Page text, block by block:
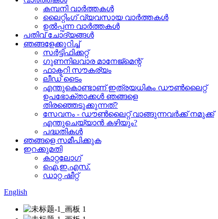
കമ്പനി വാർത്തകൾ
ലൈറ്റിംഗ് വ്യവസായ വാർത്തകൾ
ഉൽപ്പന്ന വാർത്തകൾ
പതിവ് ചോദ്യങ്ങൾ
ഞങ്ങളേക്കുറിച്ച്
സർട്ടിഫിക്കറ്റ്
ഗുണനിലവാര മാനേജ്മെന്റ്
ഫാക്ടറി സൗകര്യം
ലീഡ് ടൈം
എന്തുകൊണ്ടാണ് ഇത്രയധികം ഡൗൺലൈറ്റ്
ഉപഭോക്താക്കൾ ഞങ്ങളെ
തിരഞ്ഞെടുക്കുന്നത്?
സേവനം - ഡൗൺലൈറ്റ് വാങ്ങുന്നവർക്ക് നമുക്ക്
എന്തുചെയ്യാൻ കഴിയും?
പദ്ധതികൾ
ഞങ്ങളെ സമീപിക്കുക
ഇറക്കുമതി
കാറ്റലോഗ്
ഐ.ഇ.എസ്.
ഡാറ്റ ഷീറ്റ്
English